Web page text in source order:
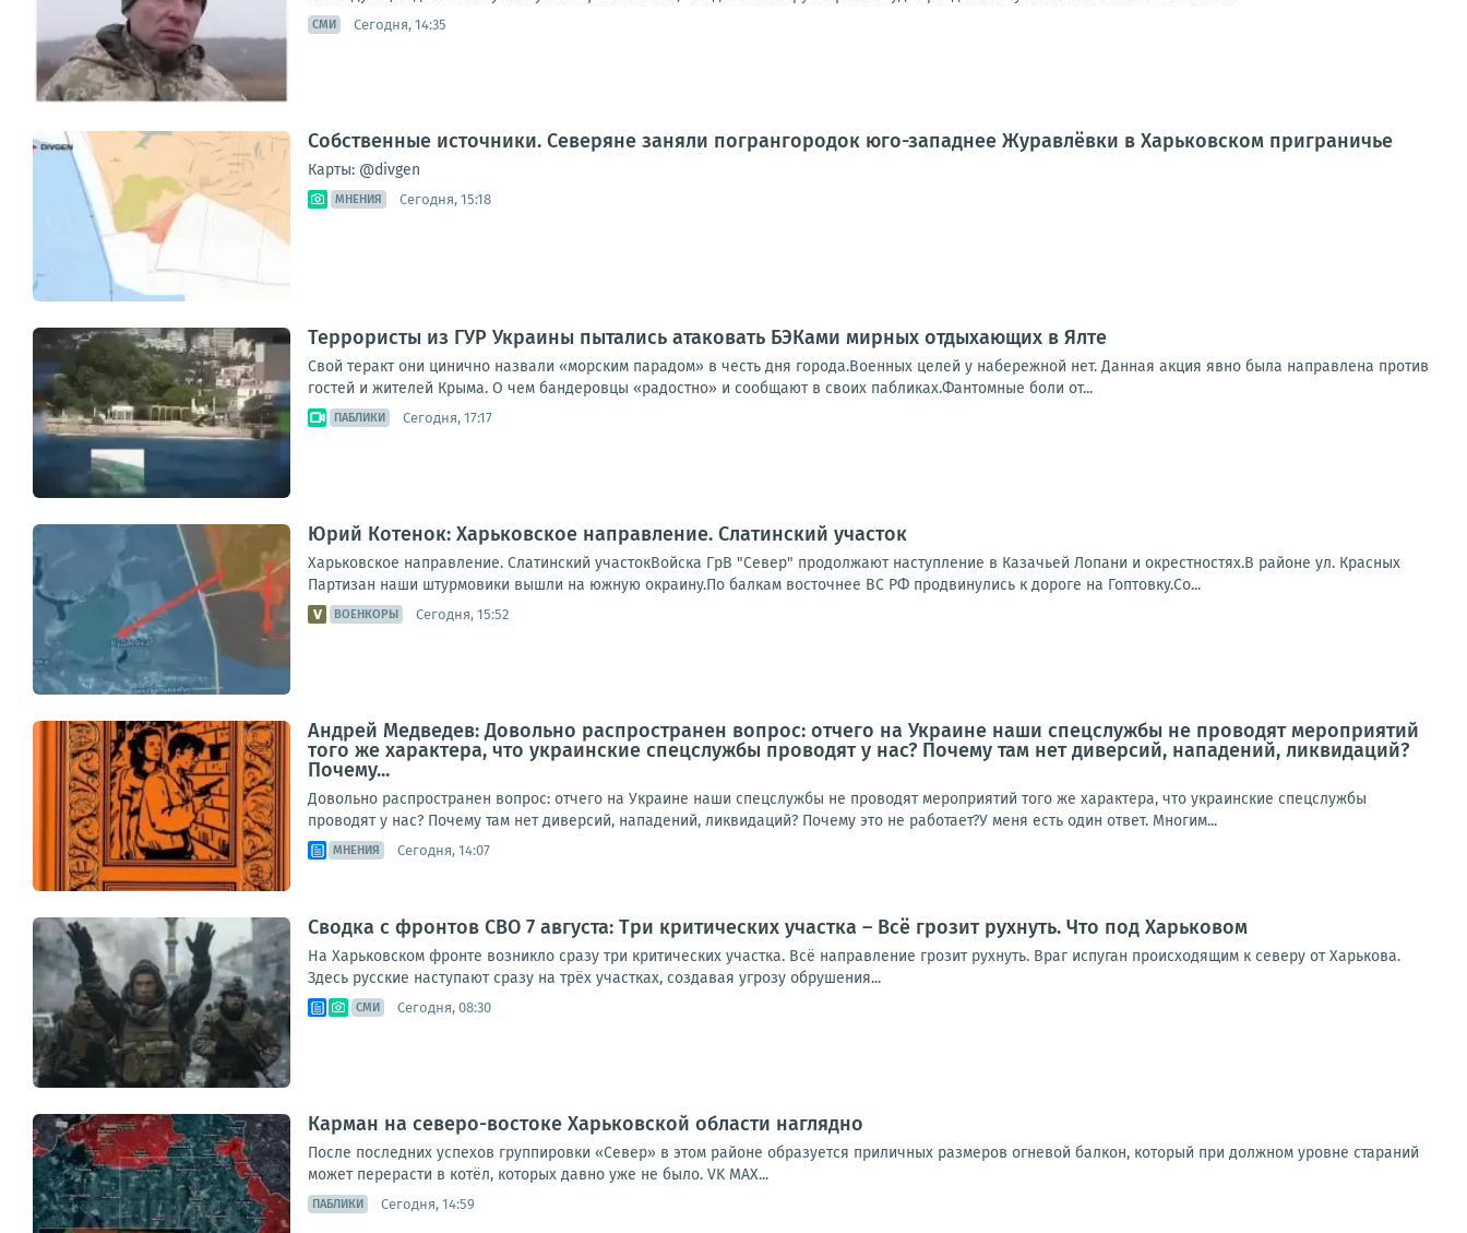
СМИ Сегодня, 14:35
Собственные источники. Северяне заняли погрангородок юго-западнее Журавлёвки в Харьковском приграничье
Карты: @divgen
МНЕНИЯ Сегодня, 15:18
Террористы из ГУР Украины пытались атаковать БЭКами мирных отдыхающих в Ялте
Свой теракт они цинично назвали «морским парадом» в честь дня города.Военных целей у набережной нет. Данная акция явно была направлена против
гостей и жителей Крыма. О чем бандеровцы «радостно» и сообщают в своих пабликах.Фантомные боли от...
ПАБЛИКИ Сегодня, 17:17
Юрий Котенок: Харьковское направление. Слатинский участок
Харьковское направление. Слатинский участокВойска ГрВ "Север" продолжают наступление в Казачьей Лопани и окрестностях.В районе ул. Красных
Партизан наши штурмовики вышли на южную окраину.По балкам восточнее ВС РФ продвинулись к дороге на Гоптовку.Со...
ВОЕНКОРЫ Сегодня, 15:52
Андрей Медведев: Довольно распространен вопрос: отчего на Украине наши спецслужбы не проводят мероприятий
того же характера, что украинские спецслужбы проводят у нас? Почему там нет диверсий, нападений, ликвидаций?
Почему...
Довольно распространен вопрос: отчего на Украине наши спецслужбы не проводят мероприятий того же характера, что украинские спецслужбы
проводят у нас? Почему там нет диверсий, нападений, ликвидаций? Почему это не работает?У меня есть один ответ. Многим...
МНЕНИЯ Сегодня, 14:07
Сводка с фронтов СВО 7 августа: Три критических участка – Всё грозит рухнуть. Что под Харьковом
На Харьковском фронте возникло сразу три критических участка. Всё направление грозит рухнуть. Враг испуган происходящим к северу от Харькова.
Здесь русские наступают сразу на трёх участках, создавая угрозу обрушения...
СМИ Сегодня, 08:30
Карман на северо-востоке Харьковской области наглядно
После последних успехов группировки «Север» в этом районе образуется приличных размеров огневой балкон, который при должном уровне стараний
может перерасти в котёл, которых давно уже не было. VK MAX...
ПАБЛИКИ Сегодня, 14:59